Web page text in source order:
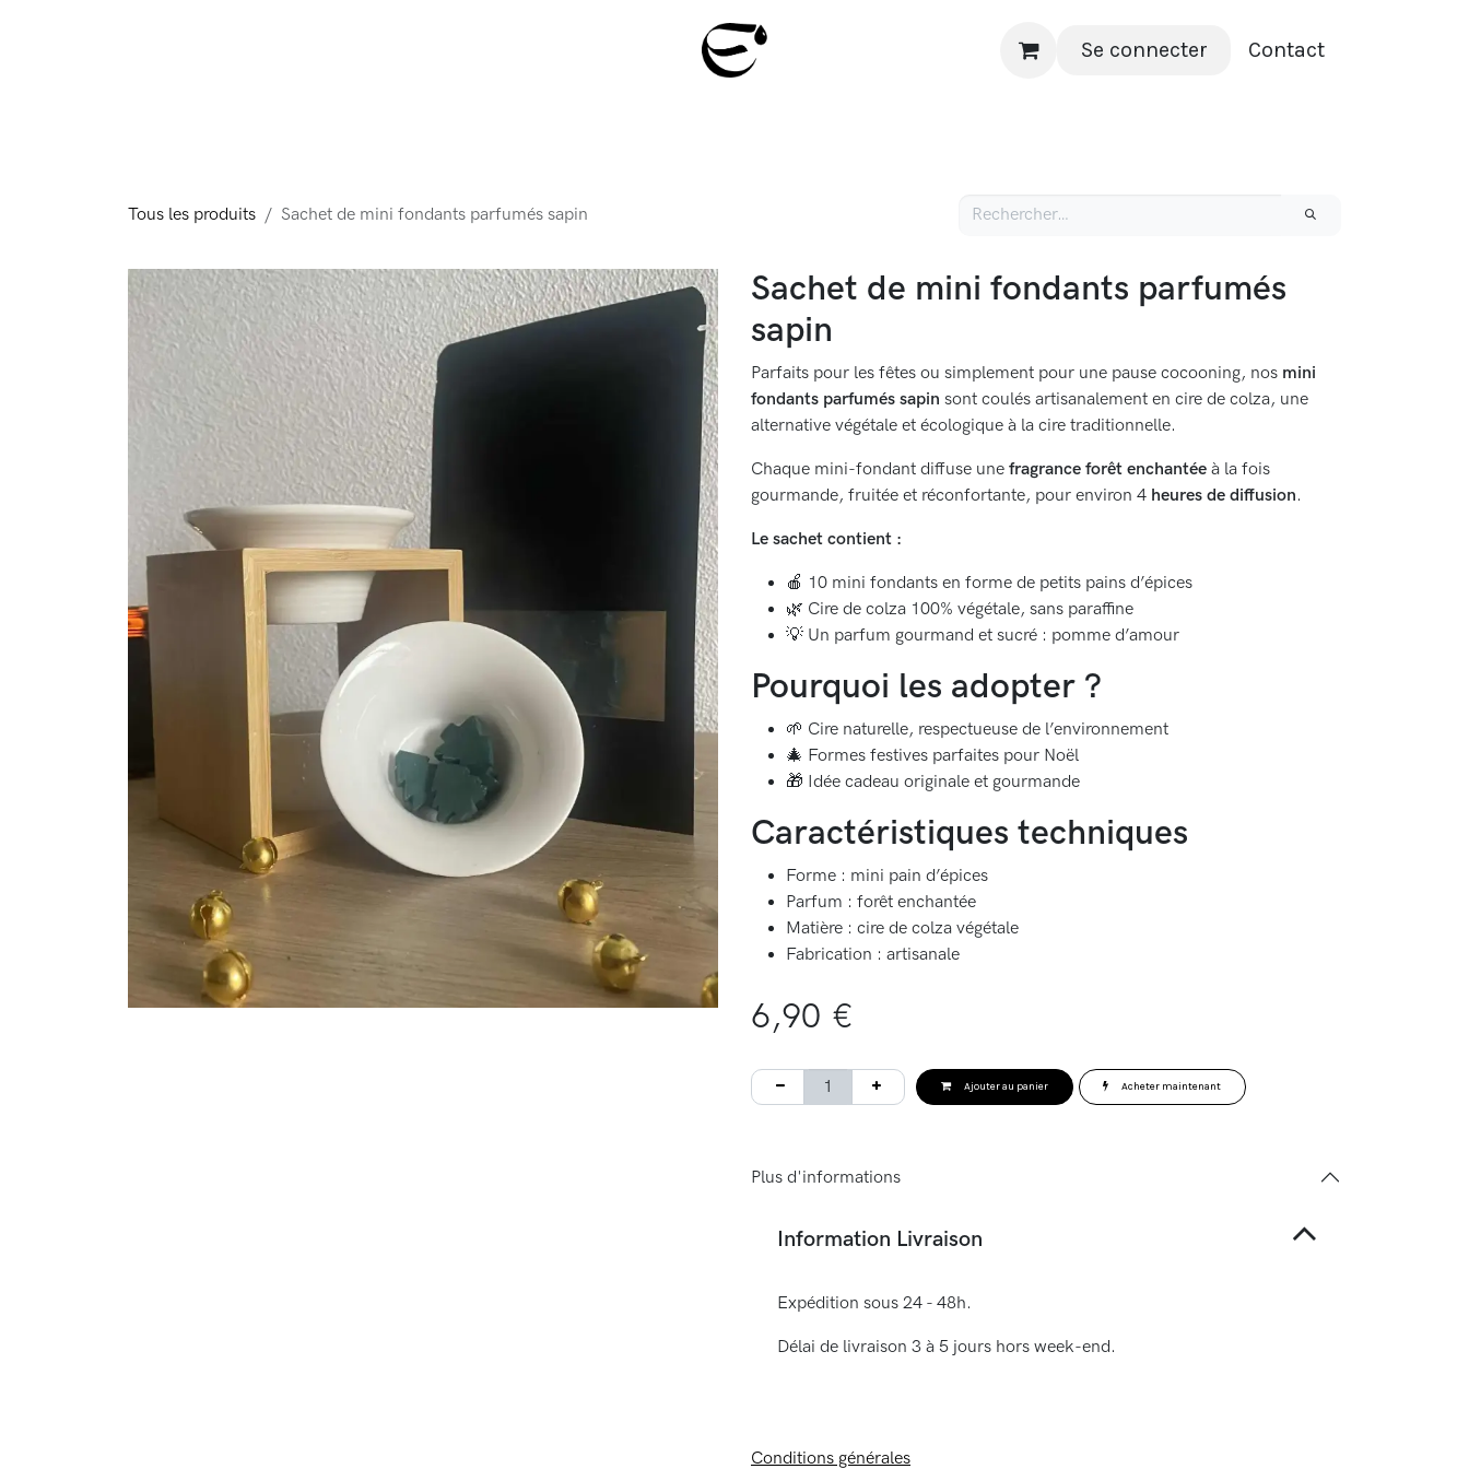
Se connecter Contact
Tous les produits Sachet de mini fondants parfumés sapin
Sachet de mini fondants parfumés
sapin
Parfaits pour les fêtes ou simplement pour une pause cocooning, nos mini
fondants parfumés sapin sont coulés artisanalement en cire de colza, une
alternative végétale et écologique à la cire traditionnelle.
Chaque mini-fondant diffuse une fragrance forêt enchantée à la fois
gourmande, fruitée et réconfortante, pour environ 4 heures de diffusion.
Le sachet contient :
🍎 10 mini fondants en forme de petits pains d’épices
🌿 Cire de colza 100% végétale, sans paraffine
💡 Un parfum gourmand et sucré : pomme d’amour
Pourquoi les adopter ?
🌱 Cire naturelle, respectueuse de l’environnement
🎄 Formes festives parfaites pour Noël
🎁 Idée cadeau originale et gourmande
Caractéristiques techniques
Forme : mini pain d’épices
Parfum : forêt enchantée
Matière : cire de colza végétale
Fabrication : artisanale
6,90 €
Ajouter au panier Acheter maintenant
Plus d'informations
Information Livraison
Expédition sous 24 - 48h.
Délai de livraison 3 à 5 jours hors week-end.
Conditions générales